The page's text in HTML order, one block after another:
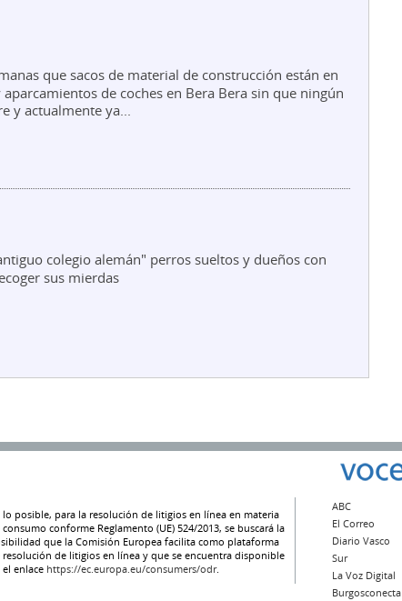
que sacos de material de construcción están en
de coches en Bera Bera sin que ningún
y actualmente ya...
colegio alemán" perros sueltos y dueños con
sus mierdas
lo posible, para la resolución de litigios en línea en materia
consumo conforme Reglamento (UE) 524/2013, se buscará la
que la Comisión Europea facilita como plataforma
resolución de litigios en línea y que se encuentra disponible
el enlace https://ec.europa.eu/consumers/odr.
ABC
El Correo
Diario Vasco
Sur
La Voz Digital
Burgosconecta